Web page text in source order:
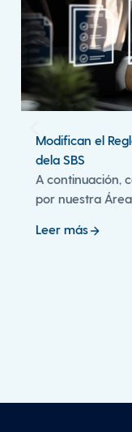
Modifican el
dela SBS
A continuación,
por nuestra
Leer más